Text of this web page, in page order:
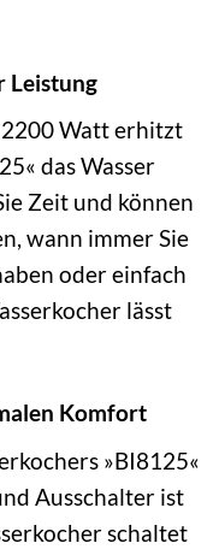
Leistung
Watt erhitzt
das Wasser
Zeit und können
wann immer Sie
oder einfach
lässt
Komfort
»BI8125«
Ausschalter ist
schaltet